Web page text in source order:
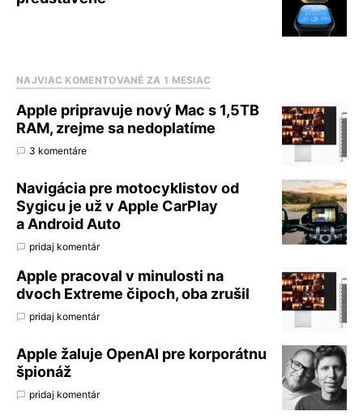
NAJVIAC KOMENTOVANÉ ZA 1 MESIAC
Apple pripravuje nový Mac s 1,5TB
RAM, zrejme sa nedoplatíme
3 komentáre
Navigácia pre motocyklistov od
Sygicu je už v Apple CarPlay
a Android Auto
pridaj komentár
Apple pracoval v minulosti na
dvoch Extreme čipoch, oba zrušil
pridaj komentár
Apple žaluje OpenAI pre korporátnu
špionáž
pridaj komentár